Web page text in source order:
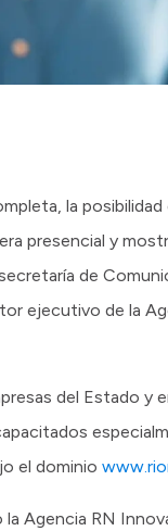
la posibilidad
presencial y
de
ejecutivo de la
del Estado y
el dominio
Agencia RN